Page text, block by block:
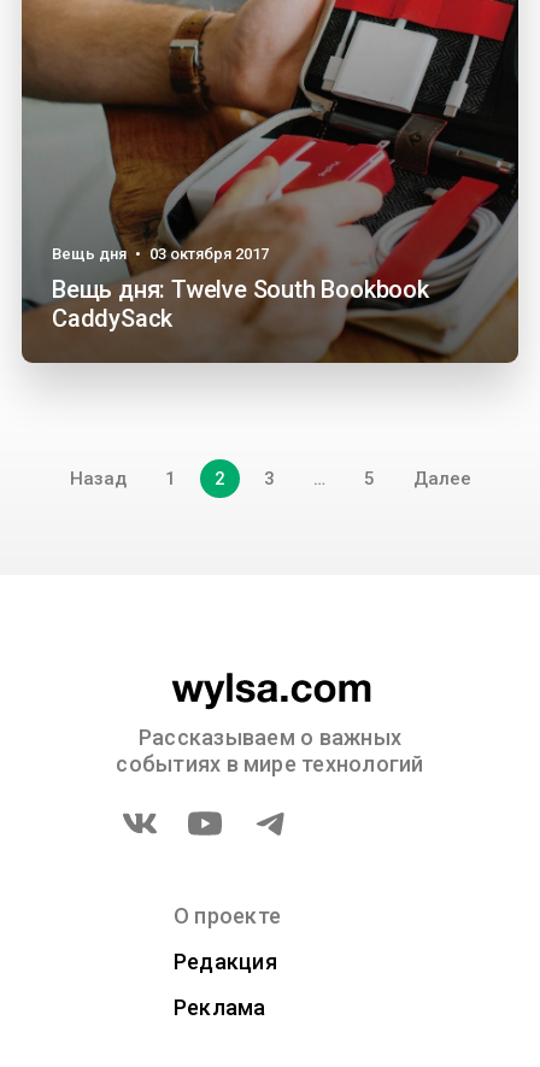
Вещь дня • 03 октября 2017
Вещь дня: Twelve South Bookbook
CaddySack
Навигация
поНазад 1 2 3 … 5 Далее
Рассказываем о важных
событиях в мире технологий
О проекте
Редакция
Реклама